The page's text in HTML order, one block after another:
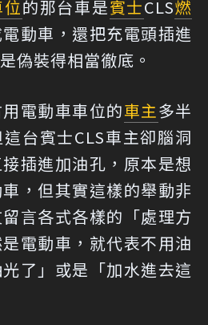
的那台車是賓士CLS燃
電動車，還把充電頭插進
偽裝得相當徹底。
電動車車位的車主多半
台賓士CLS車主卻腦洞
插進加油孔，原本是想
，但其實這樣的舉動非
言各式各樣的「處理方
電動車，就代表不用油
了」或是「加水進去這